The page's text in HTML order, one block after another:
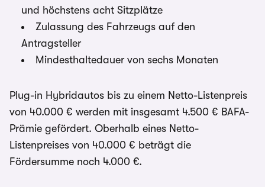
und höchstens acht Sitzplätze
Zulassung des Fahrzeugs auf den
Antragsteller
Mindesthaltedauer von sechs Monaten
Plug-in Hybridautos bis zu einem Netto-Listenpreis
von 40.000 € werden mit insgesamt 4.500 € BAFA-
Prämie gefördert. Oberhalb eines Netto-
Listenpreises von 40.000 € beträgt die
Fördersumme noch 4.000 €.